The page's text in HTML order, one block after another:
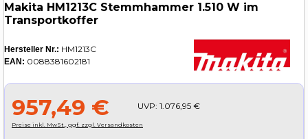
Makita HM1213C Stemmhammer 1.510 W im
Transportkoffer
Hersteller Nr.: HM1213C
EAN: 0088381602181
957,49 € UVP: 1.076,95 €
Preise inkl. MwSt., ggf. zzgl. Versandkosten